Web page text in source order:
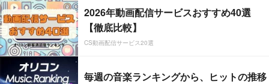
2026年動画配信サービスおすすめ40選
【徹底比較】
CS動画配信サービス20選
毎週の音楽ランキングから、ヒットの推移